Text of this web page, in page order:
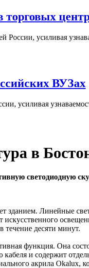
усиливая
ВУЗах
усиливая
в
светодиодную
зданием. Линейные
течение десяти минут.
функция. Она
и содержит
акрила Okalux,